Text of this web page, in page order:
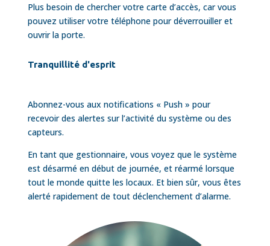
Plus besoin de chercher votre carte d’accès, car vous
pouvez utiliser votre téléphone pour déverrouiller et
ouvrir la porte.
Tranquillité d'esprit
Abonnez-vous aux notifications « Push » pour
recevoir des alertes sur l’activité du système ou des
capteurs.
En tant que gestionnaire, vous voyez que le système
est désarmé en début de journée, et réarmé lorsque
tout le monde quitte les locaux. Et bien sûr, vous êtes
alerté rapidement de tout déclenchement d’alarme.